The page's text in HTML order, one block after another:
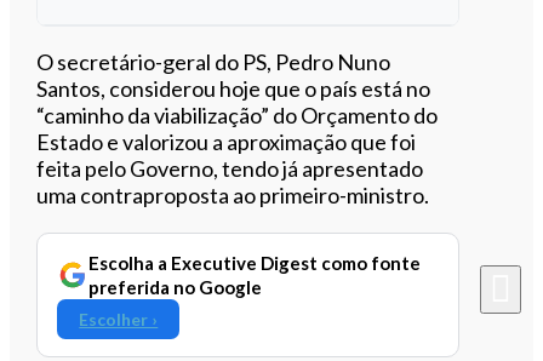
Ouvir este artigo
O secretário-geral do PS, Pedro Nuno
Santos, considerou hoje que o país está no
“caminho da viabilização” do Orçamento do
Estado e valorizou a aproximação que foi
feita pelo Governo, tendo já apresentado
uma contraproposta ao primeiro-ministro.
Escolha a Executive Digest como fonte
preferida no Google
Escolher ›